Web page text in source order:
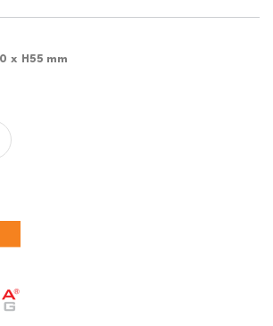
x H55 mm
LAMPA -R M205437 36W SMD 6500K